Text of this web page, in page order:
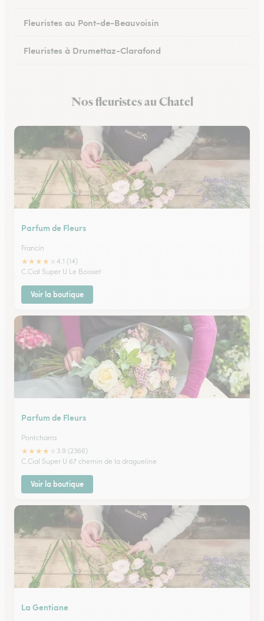
Fleuristes au Pont-de-Beauvoisin
Fleuristes à Drumettaz-Clarafond
Nos fleuristes au Chatel
Parfum de Fleurs
Francin
★★★★
4.1 (14)
C.Cial Super U Le Boisset
Voir la boutique
Parfum de Fleurs
Pontcharra
★★★★
3.9 (2366)
C.Cial Super U 67 chemin de la dragueline
Voir la boutique
La Gentiane